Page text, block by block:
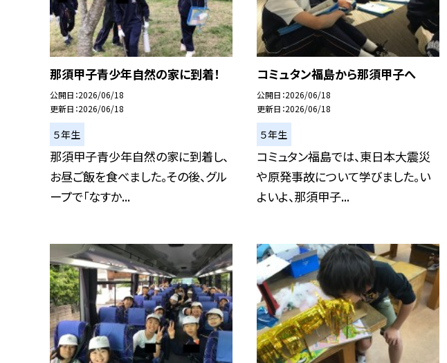
那須甲子青少年自然の家に到着！
公開日 2026/06/18
更新日 2026/06/18
５年生
那須甲子青少年自然の家に到着し、
お昼ご飯を食べました。その後、グル
ープで「なすか...
コミュタン福島から那須甲子へ
公開日 2026/06/18
更新日 2026/06/18
５年生
コミュタン福島では、東日本大震災
や原発事故について学びました。い
よいよ、那須甲子...